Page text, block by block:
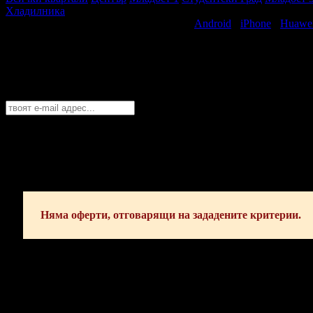
Хладилника
Android iPhone
Няма оферти, отговарящи на зададените критерии.